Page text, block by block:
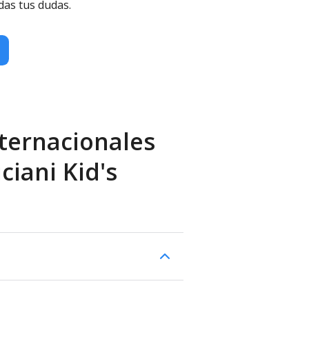
tus dudas.
Kid's